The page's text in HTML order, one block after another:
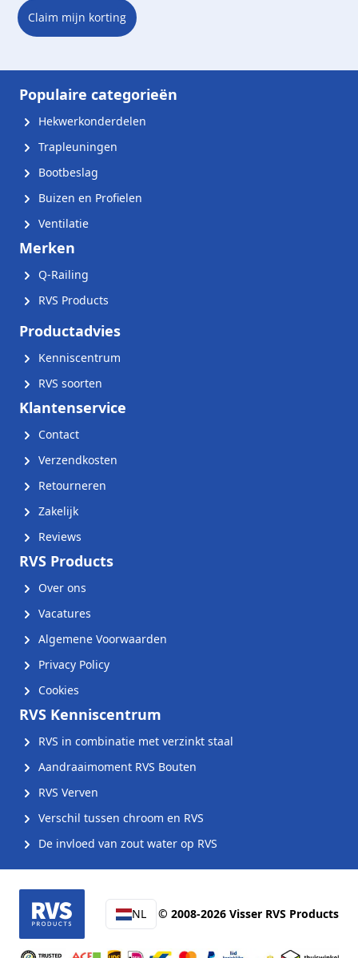
Claim mijn korting
Populaire categorieën
Hekwerkonderdelen
Trapleuningen
Bootbeslag
Buizen en Profielen
Ventilatie
Merken
Q-Railing
RVS Products
Productadvies
Kenniscentrum
RVS soorten
Klantenservice
Contact
Verzendkosten
Retourneren
Zakelijk
Reviews
RVS Products
Over ons
Vacatures
Algemene Voorwaarden
Privacy Policy
Cookies
RVS Kenniscentrum
RVS in combinatie met verzinkt staal
Aandraaimoment RVS Bouten
RVS Verven
Verschil tussen chroom en RVS
De invloed van zout water op RVS
NL © 2008-2026 Visser RVS Products